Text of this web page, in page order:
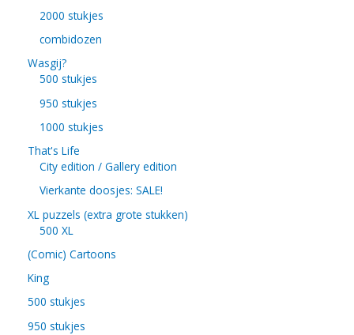
2000 stukjes
combidozen
Wasgij?
500 stukjes
950 stukjes
1000 stukjes
That's Life
City edition / Gallery edition
Vierkante doosjes: SALE!
XL puzzels (extra grote stukken)
500 XL
(Comic) Cartoons
King
500 stukjes
950 stukjes